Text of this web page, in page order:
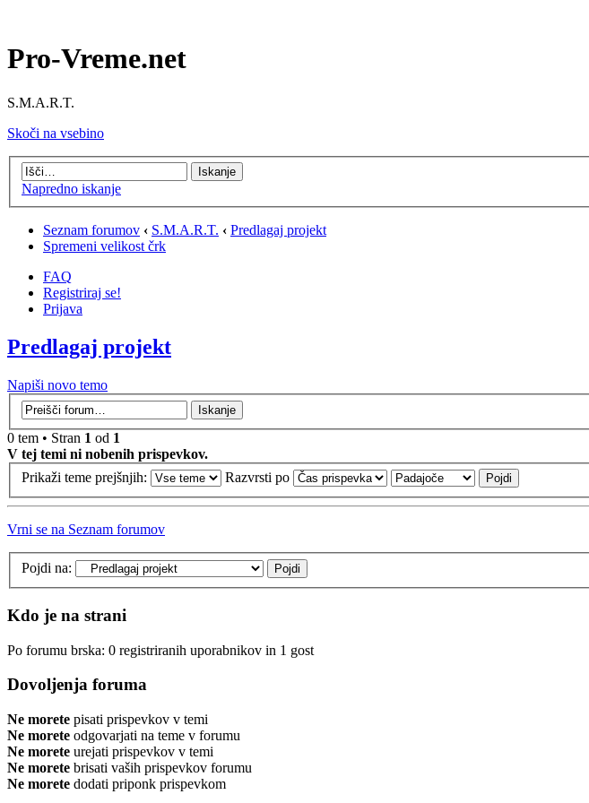
Pro-Vreme.net
S.M.A.R.T.
Skoči na vsebino
Napredno iskanje
Seznam forumov ‹ S.M.A.R.T. ‹ Predlagaj projekt
Spremeni velikost črk
FAQ
Registriraj se!
Prijava
Predlagaj projekt
Napiši novo temo
0 tem • Stran 1 od 1
V tej temi ni nobenih prispevkov.
Prikaži teme prejšnjih:
Razvrsti po
Vrni se na Seznam forumov
Pojdi na:
Kdo je na strani
Po forumu brska: 0 registriranih uporabnikov in 1 gost
Dovoljenja foruma
Ne morete pisati prispevkov v temi
Ne morete odgovarjati na teme v forumu
Ne morete urejati prispevkov v temi
Ne morete brisati vaših prispevkov forumu
Ne morete dodati priponk prispevkom